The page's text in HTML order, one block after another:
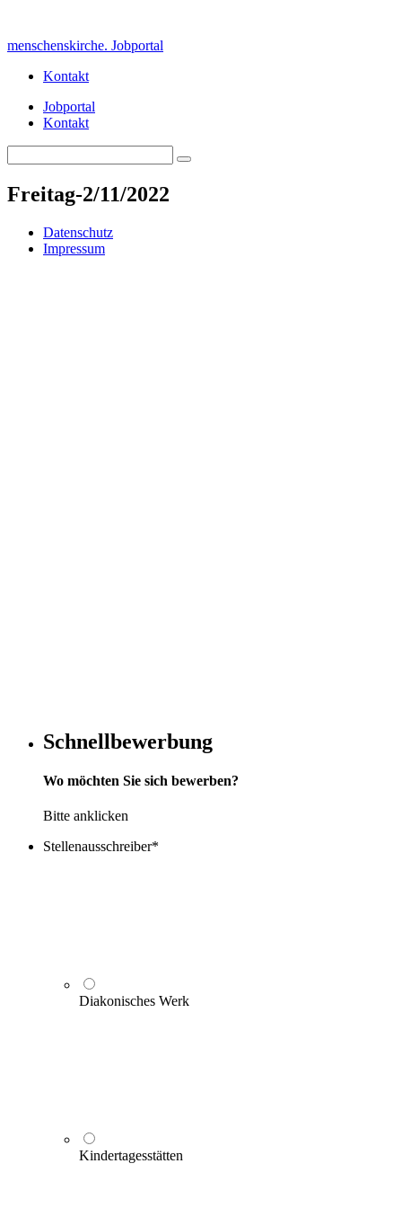
content
menschenskirche. Jobportal
Kontakt
Jobportal
Kontakt
for:
Search
Freitag-2/11/2022
Datenschutz
Impressum
Schnellbewerbung
Wo möchten Sie sich bewerben?
Bitte anklicken
Stellenausschreiber*
Diakonisches Werk
Kindertagesstätten